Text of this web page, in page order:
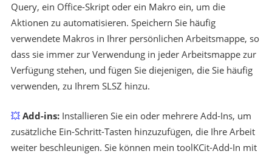
Query, ein Office-Skript oder ein Makro ein, um die
Aktionen zu automatisieren. Speichern Sie häufig
verwendete Makros in Ihrer persönlichen Arbeitsmappe, so
dass sie immer zur Verwendung in jeder Arbeitsmappe zur
Verfügung stehen, und fügen Sie diejenigen, die Sie häufig
verwenden, zu Ihrem SLSZ hinzu.
💥 Add-ins: Installieren Sie ein oder mehrere Add-Ins, um
zusätzliche Ein-Schritt-Tasten hinzuzufügen, die Ihre Arbeit
weiter beschleunigen. Sie können mein toolKCit-Add-In mit